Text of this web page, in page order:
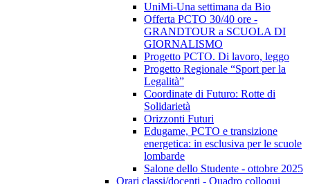
UniMi-Una settimana da Bio
Offerta PCTO 30/40 ore -
GRANDTOUR a SCUOLA DI
GIORNALISMO
Progetto PCTO. Di lavoro, leggo
Progetto Regionale “Sport per la
Legalità”
Coordinate di Futuro: Rotte di
Solidarietà
Orizzonti Futuri
Edugame, PCTO e transizione
energetica: in esclusiva per le scuole
lombarde
Salone dello Studente - ottobre 2025
Orari classi/docenti - Quadro colloqui